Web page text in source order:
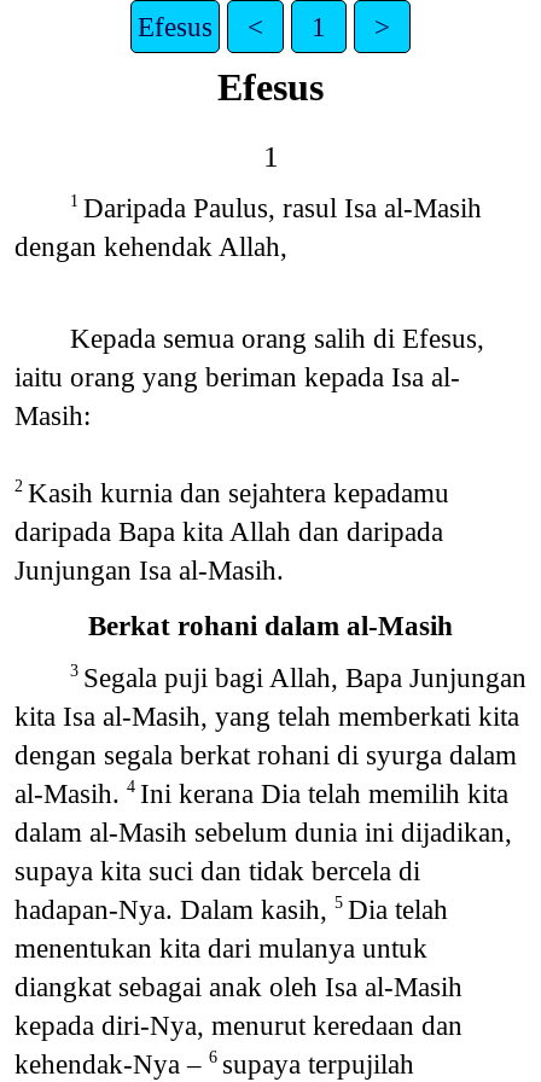
Efesus < 1 >
Efesus
1
1 Daripada Paulus, rasul Isa al-Masih
dengan kehendak Allah,
Kepada semua orang salih di Efesus,
iaitu orang yang beriman kepada Isa al-
Masih:
2 Kasih kurnia dan sejahtera kepadamu
daripada Bapa kita Allah dan daripada
Junjungan Isa al-Masih.
Berkat rohani dalam al-Masih
3 Segala puji bagi Allah, Bapa Junjungan
kita Isa al-Masih, yang telah memberkati kita
dengan segala berkat rohani di syurga dalam
al-Masih. 4 Ini kerana Dia telah memilih kita
dalam al-Masih sebelum dunia ini dijadikan,
supaya kita suci dan tidak bercela di
hadapan-Nya. Dalam kasih, 5 Dia telah
menentukan kita dari mulanya untuk
diangkat sebagai anak oleh Isa al-Masih
kepada diri-Nya, menurut keredaan dan
kehendak-Nya – 6 supaya terpujilah